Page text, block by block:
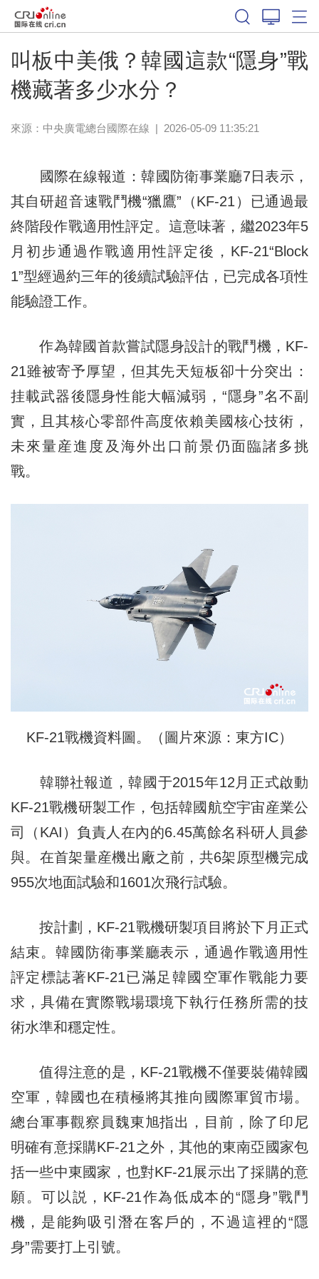
叫板中美俄？韓國這款“隱身”戰
機藏著多少水分？
來源：中央廣電總台國際在線 | 2026-05-09 11:35:21
國際在線報道：韓國防衛事業廳7日表示，
其自研超音速戰鬥機“獵鷹”（KF-21）已通過最
終階段作戰適用性評定。這意味著，繼2023年5
月初步通過作戰適用性評定後，KF-21“Block
1”型經過約三年的後續試驗評估，已完成各項性
能驗證工作。
作為韓國首款嘗試隱身設計的戰鬥機，KF-
21雖被寄予厚望，但其先天短板卻十分突出：
挂載武器後隱身性能大幅減弱，“隱身”名不副
實，且其核心零部件高度依賴美國核心技術，
未來量産進度及海外出口前景仍面臨諸多挑
戰。
KF-21戰機資料圖。（圖片來源：東方IC）
韓聯社報道，韓國于2015年12月正式啟動
KF-21戰機研製工作，包括韓國航空宇宙産業公
司（KAI）負責人在內的6.45萬餘名科研人員參
與。在首架量産機出廠之前，共6架原型機完成
955次地面試驗和1601次飛行試驗。
按計劃，KF-21戰機研製項目將於下月正式
結束。韓國防衛事業廳表示，通過作戰適用性
評定標誌著KF-21已滿足韓國空軍作戰能力要
求，具備在實際戰場環境下執行任務所需的技
術水準和穩定性。
值得注意的是，KF-21戰機不僅要裝備韓國
空軍，韓國也在積極將其推向國際軍貿市場。
總台軍事觀察員魏東旭指出，目前，除了印尼
明確有意採購KF-21之外，其他的東南亞國家包
括一些中東國家，也對KF-21展示出了採購的意
願。可以説，KF-21作為低成本的“隱身”戰鬥
機，是能夠吸引潛在客戶的，不過這裡的“隱
身”需要打上引號。